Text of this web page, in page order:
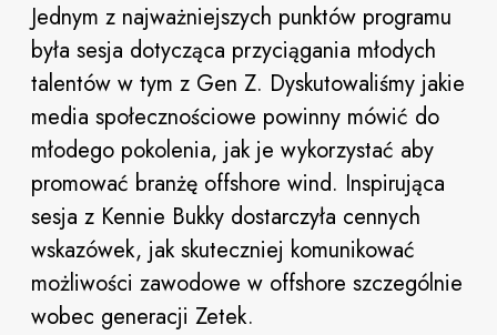
Jednym z najważniejszych punktów programu
była sesja dotycząca przyciągania młodych
talentów w tym z Gen Z. Dyskutowaliśmy jakie
media społecznościowe powinny mówić do
młodego pokolenia, jak je wykorzystać aby
promować branżę offshore wind. Inspirująca
sesja z Kennie Bukky dostarczyła cennych
wskazówek, jak skuteczniej komunikować
możliwości zawodowe w offshore szczególnie
wobec generacji Zetek.